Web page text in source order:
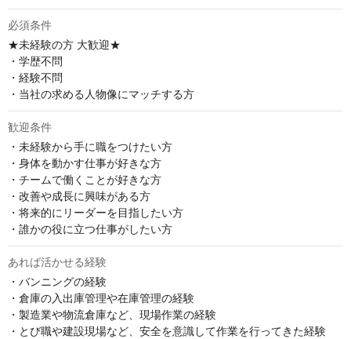
必須条件
★未経験の方 大歓迎★
・学歴不問
・経験不問
・当社の求める人物像にマッチする方
歓迎条件
・未経験から手に職をつけたい方
・身体を動かす仕事が好きな方
・チームで働くことが好きな方
・改善や成長に興味がある方
・将来的にリーダーを目指したい方
・誰かの役に立つ仕事がしたい方
あれば活かせる経験
・バンニングの経験
・倉庫の入出庫管理や在庫管理の経験
・製造業や物流倉庫など、現場作業の経験
・とび職や建設現場など、安全を意識して作業を行ってきた経験